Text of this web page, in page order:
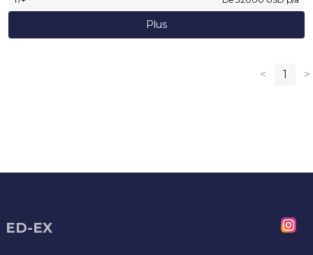
Plus
< 1 >
ED-EX